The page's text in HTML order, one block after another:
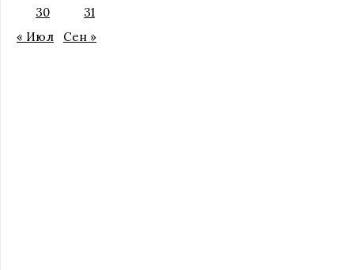
30
31
« Июл
Сен »